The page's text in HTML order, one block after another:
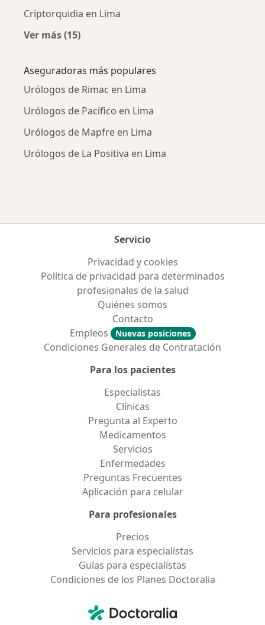
Criptorquidia en Lima
Ver más (15)
Aseguradoras más populares
Urólogos de Rimac en Lima
Urólogos de Pacífico en Lima
Urólogos de Mapfre en Lima
Urólogos de La Positiva en Lima
Servicio
Privacidad y cookies
Política de privacidad para determinados
profesionales de la salud
Quiénes somos
Contacto
Empleos
Nuevas posiciones
Condiciones Generales de Contratación
Para los pacientes
Especialistas
Clínicas
Pregunta al Experto
Medicamentos
Servicios
Enfermedades
Preguntas Frecuentes
Aplicación para celular
Para profesionales
Precios
Servicios para especialistas
Guías para especialistas
Condiciones de los Planes Doctoralia
Doctoralia - Página de inicio